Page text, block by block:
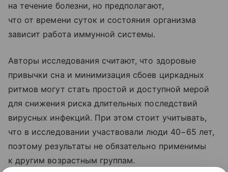
на течение болезни, но предполагают,
что от времени суток и состояния организма
зависит работа иммунной системы.
Авторы исследования считают, что здоровые
привычки сна и минимизация сбоев циркадных
ритмов могут стать простой и доступной мерой
для снижения риска длительных последствий
вирусных инфекций. При этом стоит учитывать,
что в исследовании участвовали люди 40−65 лет,
поэтому результаты не обязательно применимы
к другим возрастным группам.